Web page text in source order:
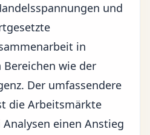
und
in
wie der
. Der umfassendere
die Arbeitsmärkte
einen Anstieg